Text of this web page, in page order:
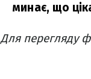
минає, що
Для перегляду